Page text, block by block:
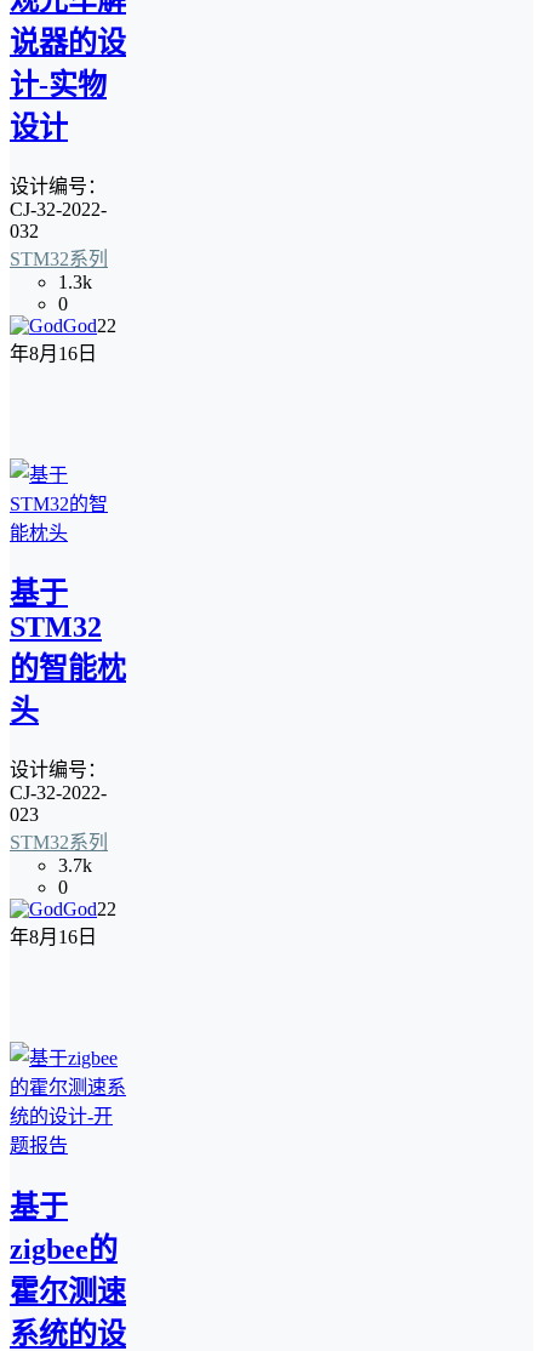
说器的设
计-实物
设计
设计编号：
CJ-32-2022-
032
STM32系列
1.3k
0
God22
年8月16日
基于
STM32
的智能枕
头
设计编号：
CJ-32-2022-
023
STM32系列
3.7k
0
God22
年8月16日
基于
zigbee的
霍尔测速
系统的设